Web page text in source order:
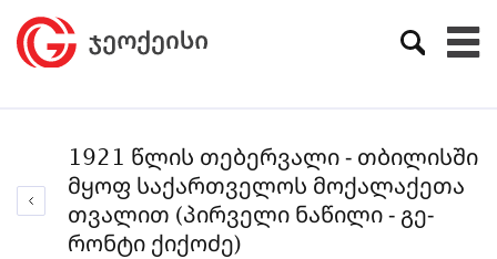
1921 წლის თებერვალი - თბილისში
მყოფ საქართველოს მოქალაქეთა
თვალით (პირველი ნაწილი - გე­
რონ­ტი ქიქოძე)